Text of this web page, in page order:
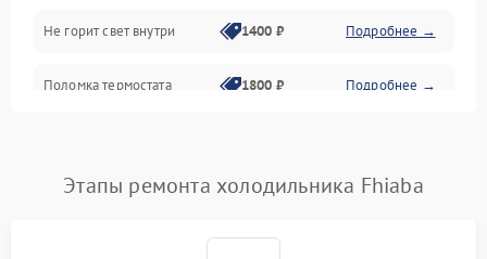
Не горит свет внутри 1400 ₽ Подробнее →
Поломка термостата 1800 ₽ Подробнее →
Поломка системы No Frost 2600 ₽ Подробнее →
Этапы ремонта холодильника Fhiaba